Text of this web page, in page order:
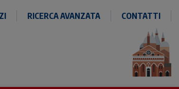
RICERCA AVANZATA CONTATTI